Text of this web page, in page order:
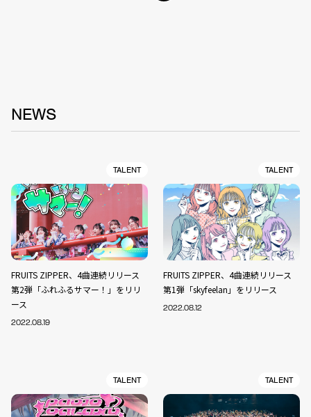
NEWS
TALENT
FRUITS ZIPPER、4曲連続リリース
第2弾「ふれふるサマー！」をリリ
ース
2022.08.19
TALENT
FRUITS ZIPPER、4曲連続リリース
第1弾「skyfeelan」をリリース
2022.08.12
TALENT TALENT